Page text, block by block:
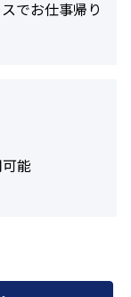
でお仕事帰り
能